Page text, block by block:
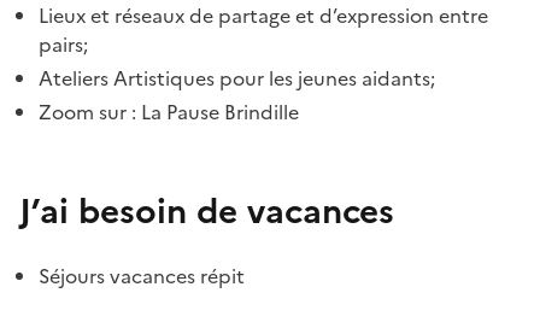
Lieux et réseaux de partage et d’expression entre
pairs;
Ateliers Artistiques pour les jeunes aidants;
Zoom sur : La Pause Brindille
J’ai besoin de vacances
Séjours vacances répit